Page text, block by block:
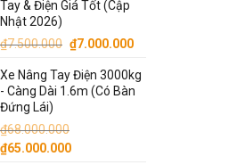
Tay & Điện Giá Tốt (Cập
Nhật 2026)
₫7.500.000 Giá
là:
₫7.500.000.
₫7.000.000Giá
tại
là:
Xe Nâng Tay Điện 3000kg
- Càng Dài 1.6m (Có Bàn
Đứng Lái)
₫68.000.000
Giá
₫65.000.000Giá